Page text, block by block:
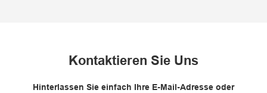
Kontaktieren Sie Uns
Hinterlassen Sie einfach Ihre E-Mail-Adresse oder